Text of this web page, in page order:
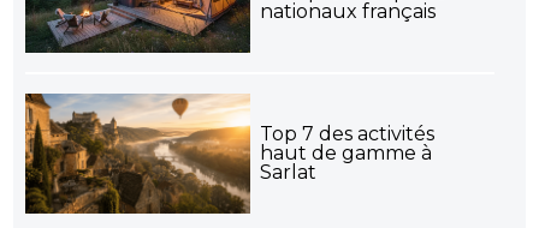
nationaux français
Top 7 des activités
haut de gamme à
Sarlat